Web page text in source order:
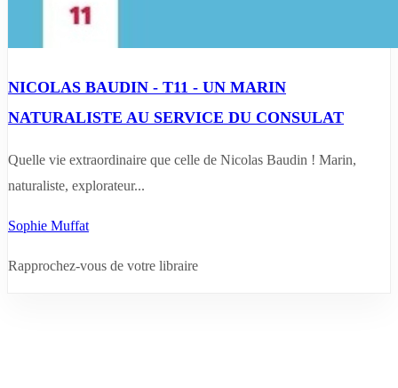
NICOLAS BAUDIN - T11 - UN MARIN
NATURALISTE AU SERVICE DU CONSULAT
Quelle vie extraordinaire que celle de Nicolas Baudin ! Marin,
naturaliste, explorateur...
Sophie Muffat
Rapprochez-vous de votre libraire